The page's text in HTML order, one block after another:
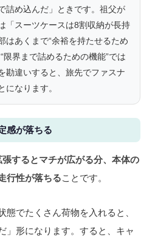
詰め込んだ」ときです。祖父が
「スーツケースは8割収納が長持
はあくまで“余裕を持たせるため
限界まで詰めるための機能”では
勘違いすると、旅先でファスナ
になります。
感が落ちる
張するとマチが広がる分、本体の
行性が落ちることです。
態でたくさん荷物を入れると、
」形になります。すると、キャ